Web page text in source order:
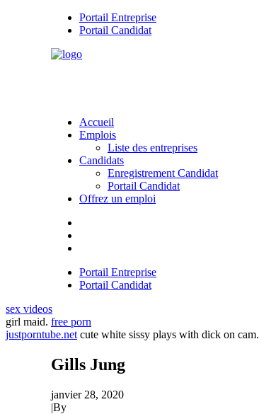
Portail Entreprise
Portail Candidat
Accueil
Emplois
Liste des entreprises
Candidats
Enregistrement Candidat
Portail Candidat
Offrez un emploi
Portail Entreprise
Portail Candidat
sex videos
girl maid. free porn
justporntube.net cute white sissy plays with dick on cam.
Gills Jung
janvier 28, 2020
|By